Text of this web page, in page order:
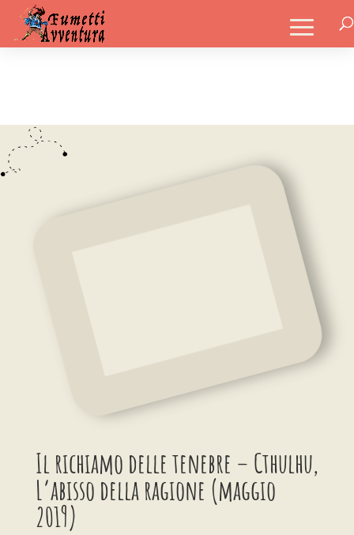
Il richiamo delle tenebre – Cthulhu,
L’abisso della ragione (maggio
2019)